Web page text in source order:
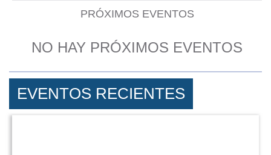
PRÓXIMOS EVENTOS
NO HAY PRÓXIMOS EVENTOS
EVENTOS RECIENTES